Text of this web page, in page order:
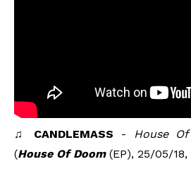
♫ CANDLEMASS - House
(House Of Doom(EP), 25/05/18,